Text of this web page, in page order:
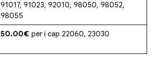
91017, 91023, 92010, 98050, 98052,
98055
50.00€ per i cap 22060, 23030